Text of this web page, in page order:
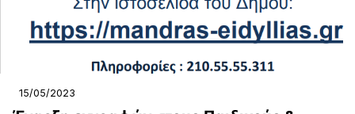
15/05/2023